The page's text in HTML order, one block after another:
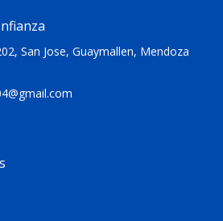
San Jose, Guaymallen, Mendoza